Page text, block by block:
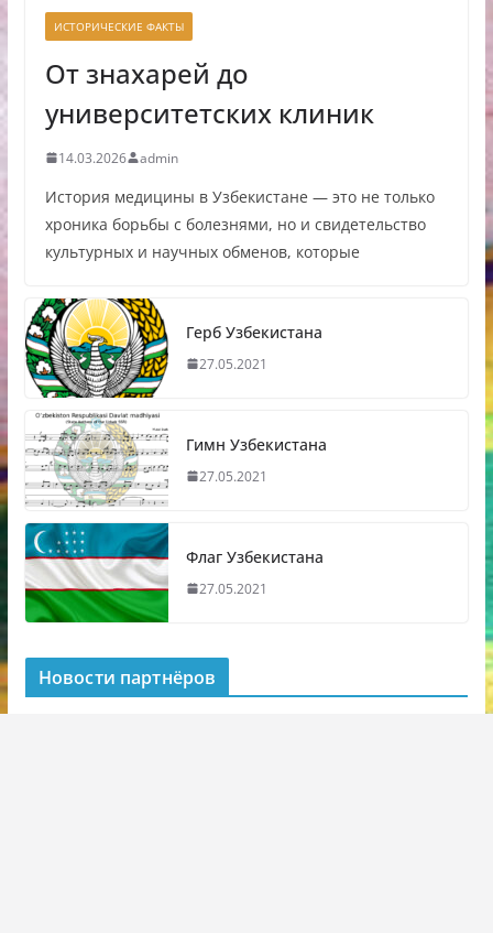
ИСТОРИЧЕСКИЕ ФАКТЫ
От знахарей до
университетских клиник
14.03.2026 admin
История медицины в Узбекистане — это не только
хроника борьбы с болезнями, но и свидетельство
культурных и научных обменов, которые
Герб Узбекистана
27.05.2021
Гимн Узбекистана
27.05.2021
Флаг Узбекистана
27.05.2021
Новости партнёров